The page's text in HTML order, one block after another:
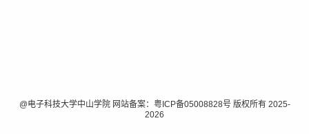
@电子科技大学中山学院 网站备案：粤ICP备05008828号 版权所有 2025-
2026